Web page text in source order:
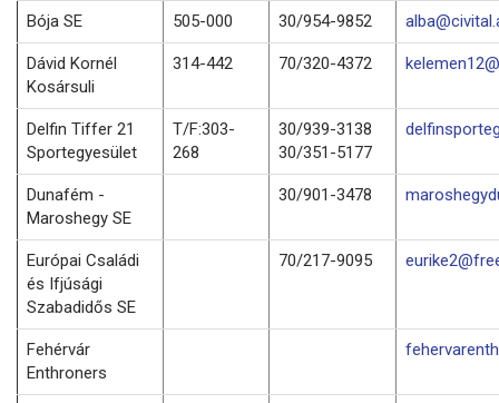
Bója SE 505-000 30/954-9852
Dávid Kornél
Kosársuli
314-442 70/320-4372
Delfin Tiffer 21
Sportegyesület
T/F:303-
268
30/939-3138
30/351-5177
Dunafém -
Maroshegy SE
30/901-3478
Európai Családi
és Ifjúsági
Szabadidős SE
70/217-9095
Fehérvár
Enthroners